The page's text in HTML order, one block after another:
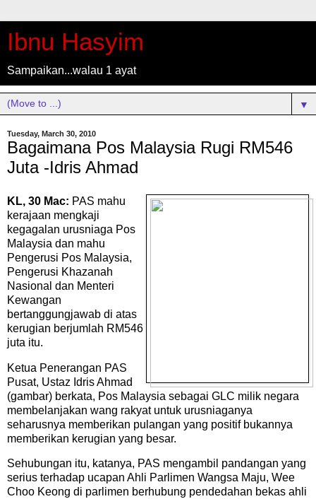
Ibnu Hasyim
Sampaikan...walau 1 ayat
▼
Tuesday, March 30, 2010
Bagaimana Pos Malaysia Rugi RM546
Juta -Idris Ahmad
KL, 30 Mac: PAS mahu
kerajaan mengkaji
kegagalan urusniaga Pos
Malaysia dan mahu
Pengerusi Pos Malaysia,
Pengerusi Khazanah
Nasional dan Menteri
Kewangan
bertanggungjawab di atas
kerugian berjumlah RM546
juta itu.
Ketua Penerangan PAS
Pusat, Ustaz Idris Ahmad
(gambar) berkata, Pos Malaysia sebagai GLC milik negara
membelanjakan wang rakyat untuk urusniaganya
seharusnya memberikan pulangan yang positif bukannya
memberikan kerugian yang besar.
Sehubungan itu, katanya, PAS mengambil pandangan yang
serius terhadap ucapan Ahli Parlimen Wangsa Maju, Wee
Choo Keong di parlimen berhubung pendedahan bekas ahli